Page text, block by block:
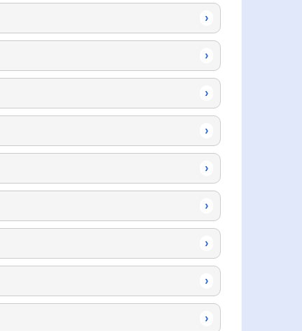
›
›
›
›
›
›
›
›
›